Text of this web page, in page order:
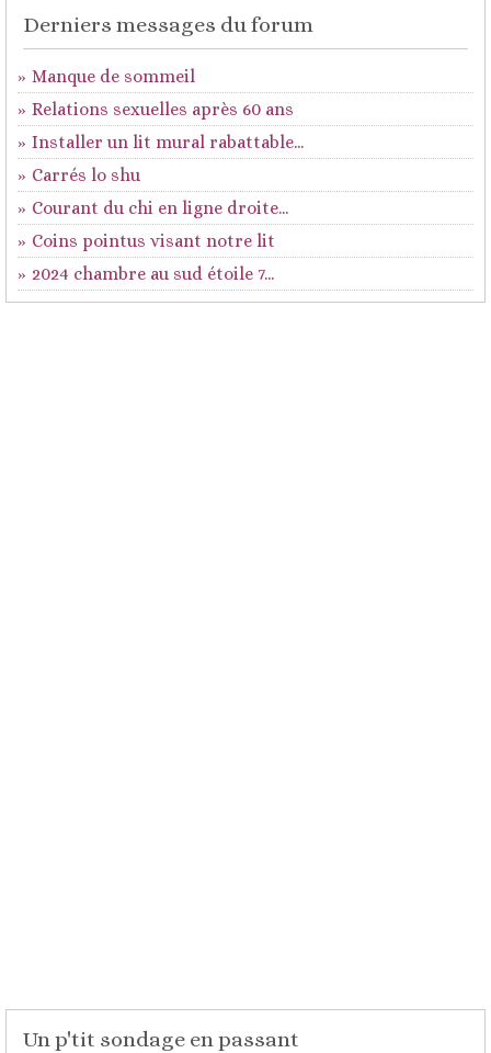
Derniers messages du forum
Manque de sommeil
Relations sexuelles après 60 ans
Installer un lit mural rabattable...
Carrés lo shu
Courant du chi en ligne droite...
Coins pointus visant notre lit
2024 chambre au sud étoile 7...
Un p'tit sondage en passant